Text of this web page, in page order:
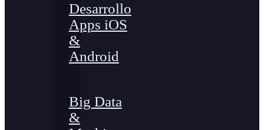
Desarrollo
Apps iOS
&
Android
Big Data
&